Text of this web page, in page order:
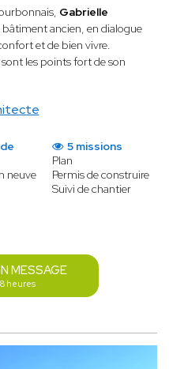
Gabrielle
ancien, en dialogue
et de bien vivre.
les points fort de son
neuve
5 missions
Plan
Permis de construire
Suivi de chantier
MESSAGE
heures